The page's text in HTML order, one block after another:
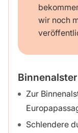
wir noch
Zur
Schlendere